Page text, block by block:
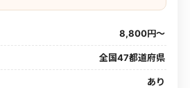
8,800円〜
全国47都道府県
あり